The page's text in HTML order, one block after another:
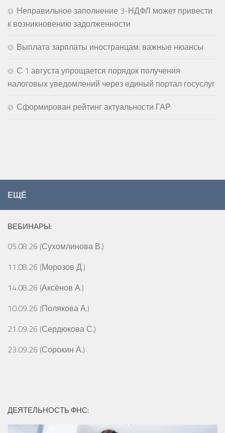
Неправильное заполнение 3-НДФЛ может привести
к возникновению задолженности
Выплата зарплаты иностранцам: важные нюансы
С 1 августа упрощается порядок получения
налоговых уведомлений через единый портал госуслуг
Сформирован рейтинг актуальности ГАР
ЕЩЁ
ВЕБИНАРЫ:
05.08.26 (Сухомлинова В.)
11.08.26 (Морозов Д.)
14.08.26 (Аксёнов А.)
10.09.26 (Полякова А.)
21.09.26 (Сердюкова С.)
23.09.26 (Сорокин А.)
ДЕЯТЕЛЬНОСТЬ ФНС: